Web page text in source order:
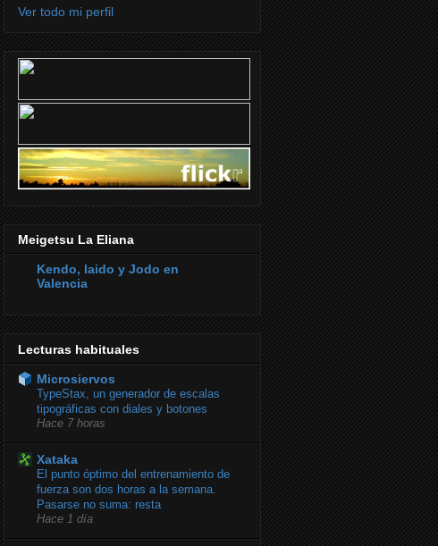
Ver todo mi perfil
Meigetsu La Eliana
Kendo, Iaido y Jodo en
Valencia
Lecturas habituales
Microsiervos
TypeStax, un generador de escalas
tipográficas con diales y botones
Hace 7 horas
Xataka
El punto óptimo del entrenamiento de
fuerza son dos horas a la semana.
Pasarse no suma: resta
Hace 1 día